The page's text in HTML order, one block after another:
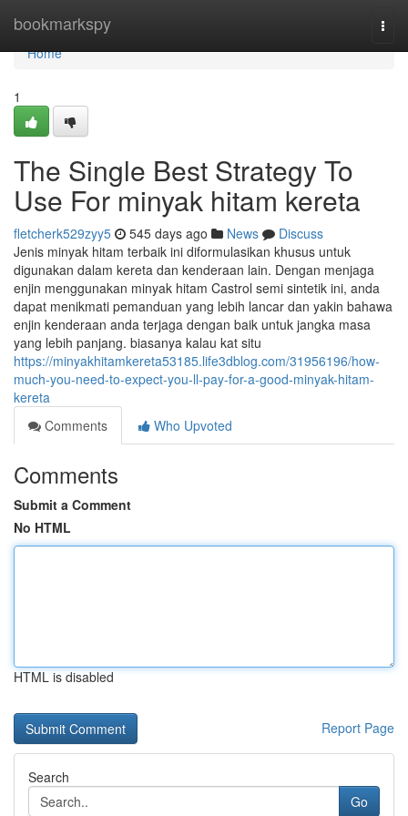
bookmarkspy
Home
Home
1
The Single Best Strategy To
Use For minyak hitam kereta
fletcherk529zyy5 545 days ago News
Discuss
Jenis minyak hitam terbaik ini diformulasikan khusus untuk
digunakan dalam kereta dan kenderaan lain. Dengan menjaga
enjin menggunakan minyak hitam Castrol semi sintetik ini, anda
dapat menikmati pemanduan yang lebih lancar dan yakin bahawa
enjin kenderaan anda terjaga dengan baik untuk jangka masa
yang lebih panjang. biasanya kalau kat situ
https://minyakhitamkereta53185.life3dblog.com/31956196/how-
much-you-need-to-expect-you-ll-pay-for-a-good-minyak-hitam-
kereta
Comments
Who Upvoted
Comments
Submit a Comment
No HTML
HTML is disabled
Report Page
Search
Go